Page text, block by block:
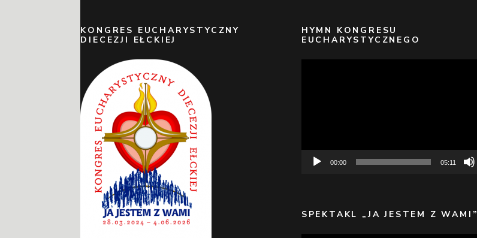
KONGRES EUCHARYSTYCZNY
DIECEZJI EŁCKIEJ
HYMN KONGRESU
EUCHARYSTYCZNEGO
00:00 05:11
SPEKTAKL „JA JESTEM Z WAMI”